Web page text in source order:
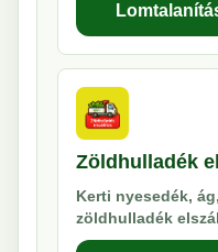
Zöldhulladék
Kerti nyesedék,
zöldhulladék